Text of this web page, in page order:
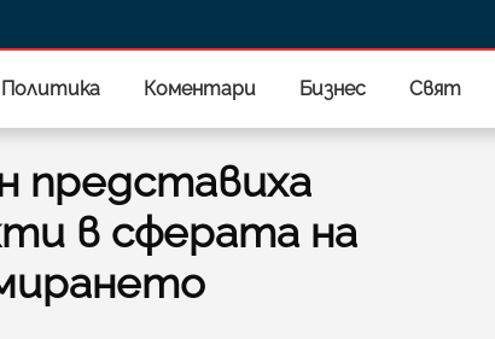
Политика Коментари Бизнес Свят
представиха
в сферата на